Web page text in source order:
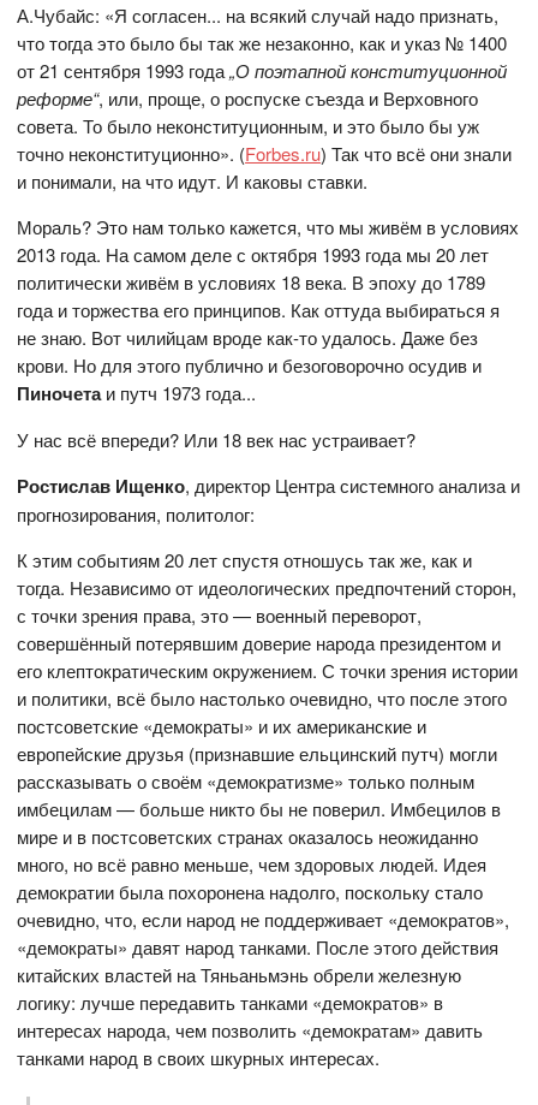
А.Чубайс: «Я согласен... на всякий случай надо признать,
что тогда это было бы так же незаконно, как и указ № 1400
от 21 сентября 1993 года„О поэтапной конституционной
реформе“, или, проще, о роспуске съезда и Верховного
совета. То было неконституционным, и это было бы уж
точно неконституционно». (Forbes.ru) Так что всё они знали
и понимали, на что идут. И каковы ставки.
Мораль? Это нам только кажется, что мы живём в условиях
2013 года. На самом деле с октября 1993 года мы 20 лет
политически живём в условиях 18 века. В эпоху до 1789
года и торжества его принципов. Как оттуда выбираться я
не знаю. Вот чилийцам вроде как-то удалось. Даже без
крови. Но для этого публично и безоговорочно осудив и
Пиночетаи путч 1973 года...
У нас всё впереди? Или 18 век нас устраивает?
Ростислав Ищенко, директор Центра системного анализа и
прогнозирования, политолог:
К этим событиям 20 лет спустя отношусь так же, как и
тогда. Независимо от идеологических предпочтений сторон,
с точки зрения права, это — военный переворот,
совершённый потерявшим доверие народа президентом и
его клептократическим окружением. С точки зрения истории
и политики, всё было настолько очевидно, что после этого
постсоветские «демократы» и их американские и
европейские друзья (признавшие ельцинский путч) могли
рассказывать о своём «демократизме» только полным
имбецилам — больше никто бы не поверил. Имбецилов в
мире и в постсоветских странах оказалось неожиданно
много, но всё равно меньше, чем здоровых людей. Идея
демократии была похоронена надолго, поскольку стало
очевидно, что, если народ не поддерживает «демократов»,
«демократы» давят народ танками. После этого действия
китайских властей на Тяньаньмэнь обрели железную
логику: лучше передавить танками «демократов» в
интересах народа, чем позволить «демократам» давить
танками народ в своих шкурных интересах.